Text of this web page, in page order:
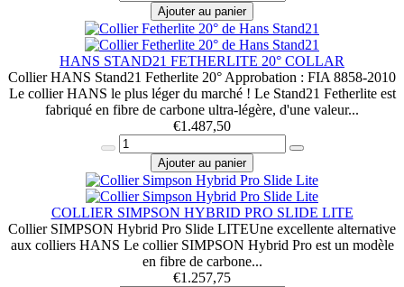
Ajouter au panier
HANS STAND21 FETHERLITE 20° COLLAR
Collier HANS Stand21 Fetherlite 20° Approbation : FIA 8858-2010
Le collier HANS le plus léger du marché ! Le Stand21 Fetherlite est
fabriqué en fibre de carbone ultra-légère, d'une valeur...
€1.487,50
Ajouter au panier
COLLIER SIMPSON HYBRID PRO SLIDE LITE
Collier SIMPSON Hybrid Pro Slide LITEUne excellente alternative
aux colliers HANS Le collier SIMPSON Hybrid Pro est un modèle
en fibre de carbone...
€1.257,75